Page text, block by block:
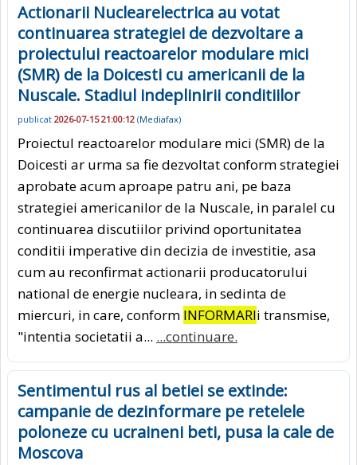
Actionarii Nuclearelectrica au votat
continuarea strategiei de dezvoltare a
proiectului reactoarelor modulare mici
(SMR) de la Doicesti cu americanii de la
Nuscale. Stadiul indeplinirii conditiilor
publicat 2026-07-15 21:00:12 (Mediafax)
Proiectul reactoarelor modulare mici (SMR) de la
Doicesti ar urma sa fie dezvoltat conform strategiei
aprobate acum aproape patru ani, pe baza
strategiei americanilor de la Nuscale, in paralel cu
continuarea discutiilor privind oportunitatea
conditii imperative din decizia de investitie, asa
cum au reconfirmat actionarii producatorului
national de energie nucleara, in sedinta de
miercuri, in care, conform INFORMARIi transmise,
"intentia societatii a... ...continuare.
Sentimentul rus al betiei se extinde:
campanie de dezinformare pe retelele
poloneze cu ucraineni beti, pusa la cale de
Moscova